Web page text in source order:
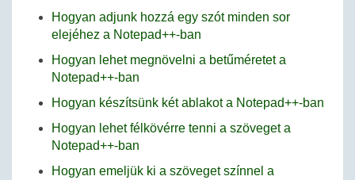
Hogyan adjunk hozzá egy szót minden sor
elejéhez a Notepad++-ban
Hogyan lehet megnövelni a betűméretet a
Notepad++-ban
Hogyan készítsünk két ablakot a Notepad++-ban
Hogyan lehet félkövérre tenni a szöveget a
Notepad++-ban
Hogyan emeljük ki a szöveget színnel a